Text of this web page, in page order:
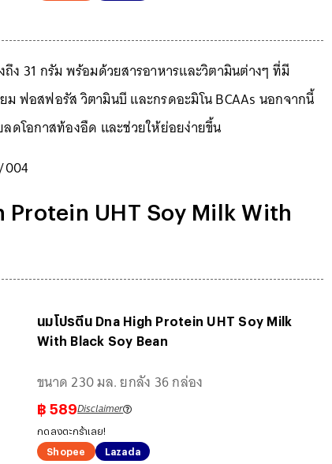
ง 31 กรัม พร้อมด้วยสารอาหารและวิตามินต่างๆ ที่มี
ม ฟอสฟอรัส วิตามินบี และกรดอะมิโน BCAAs นอกจากนี้
ดโอกาสท้องอืด และช่วยให้ย่อยง่ายขึ้น
004
Protein UHT Soy Milk With
นมโปรตีน Dna High Protein UHT Soy Milk
With Black Soy Bean
ขนาด 230 มล. ยกลัง 36 กล่อง
฿ 589Disclaimer
กดลงตะกร้าเลย!
Shopee
Lazada